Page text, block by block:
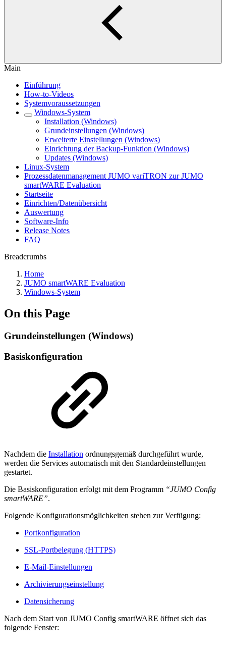
Main
Einführung
How-to-Videos
Systemvoraussetzungen
Windows-System
Installation (Windows)
Grundeinstellungen (Windows)
Erweiterte Einstellungen (Windows)
Einrichtung der Backup-Funktion (Windows)
Updates (Windows)
Linux-System
Prozessdatenmanagement JUMO variTRON zur JUMO
smartWARE Evaluation
Startseite
Einrichten/Datenübersicht
Auswertung
Software-Info
Release Notes
FAQ
Breadcrumbs
Home
JUMO smartWARE Evaluation
Windows-System
On this Page
Grundeinstellungen (Windows)
Basiskonfiguration
Nachdem die Installation ordnungsgemäß durchgeführt wurde,
werden die Services automatisch mit den Standardeinstellungen
gestartet.
Die Basiskonfiguration erfolgt mit dem Programm “JUMO Config
smartWARE”.
Folgende Konfigurationsmöglichkeiten stehen zur Verfügung:
Portkonfiguration
SSL-Portbelegung (HTTPS)
E-Mail-Einstellungen
Archivierungseinstellung
Datensicherung
Nach dem Start von JUMO Config smartWARE öffnet sich das
folgende Fenster: